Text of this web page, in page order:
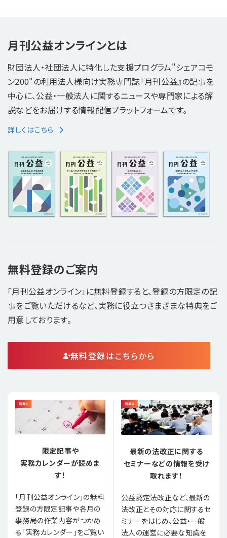
月刊公益オンラインとは
財団法人・社団法人に特化した支援プログラム"シェアコモ
ン200"の利用法人様向け実務専門誌『月刊公益』の記事を
中心に、公益・一般法人に関するニュースや専門家による解
説などをお届けする情報配信プラットフォームです。
詳しくはこちら
無料登録のご案内
「月刊公益オンライン」に無料登録すると、登録の方限定の記
事をご覧いただけるなど、実務に役立つさまざまな特典をご
用意しております。
無料登録はこちらから
限定記事や
実務カレンダーが読めま
す！
「月刊公益オンライン」の無料
登録の方限定記事や各月の
事務局の作業内容がつかめ
る「実務カレンダー」をご覧い
最新の法改正に関する
セミナーなどの情報を受け
取れます！
公益認定法改正など、最新の
法改正とその対応に関するセ
ミナーをはじめ、公益・一般
法人の運営に必要な知識を